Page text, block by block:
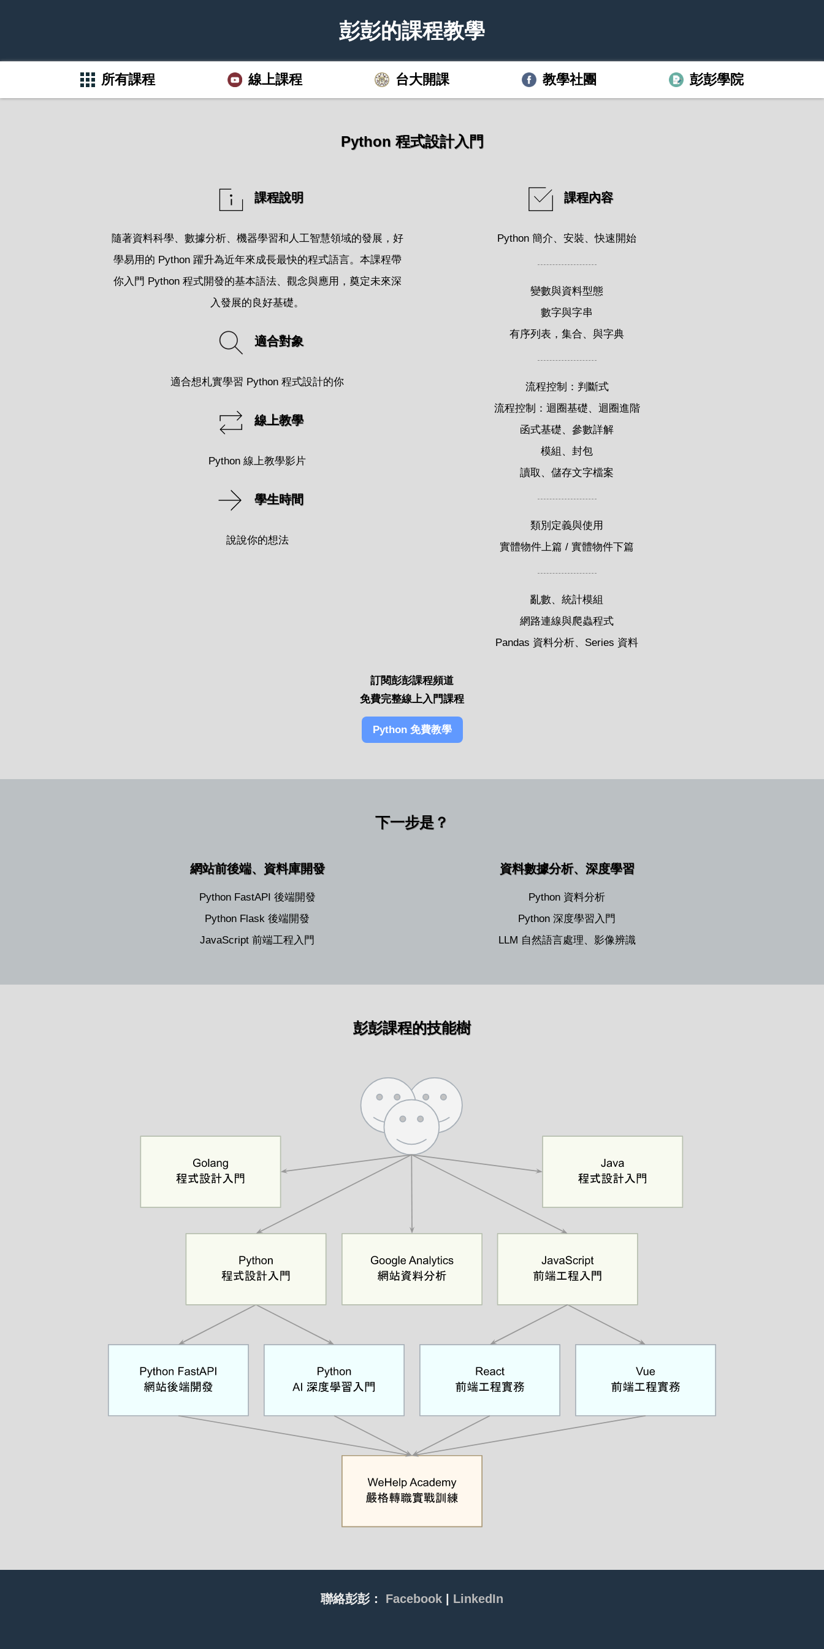
彭彭的課程教學
所有課程 線上課程 台大開課 教學社團 彭彭學院
Python 程式設計入門
課程說明
隨著資料科學、數據分析、機器學習和人工智慧領域的發展，好
學易用的 Python 躍升為近年來成長最快的程式語言。本課程帶
你入門 Python 程式開發的基本語法、觀念與應用，奠定未來深
入發展的良好基礎。
適合對象
適合想札實學習 Python 程式設計的你
線上教學
Python 線上教學影片
學生時間
說說你的想法
課程內容
Python 簡介、安裝、快速開始
變數與資料型態
數字與字串
有序列表 ， 集合、與字典
流程控制： 判斷式
流程控制： 迴圈基礎、 迴圈進階
函式基礎、 參數詳解
模組 、 封包
讀取、儲存文字檔案
類別定義與使用
實體物件上篇 / 實體物件下篇
亂數、統計模組
網路連線與爬蟲程式
Pandas 資料分析、 Series 資料
訂閱彭彭課程頻道
免費完整線上入門課程
Python 免費教學
下一步是？
網站前後端、資料庫開發
Python FastAPI 後端開發
Python Flask 後端開發
JavaScript 前端工程入門
資料數據分析、深度學習
Python 資料分析
Python 深度學習入門
LLM 自然語言處理、影像辨識
彭彭課程的技能樹
聯絡彭彭： Facebook LinkedIn